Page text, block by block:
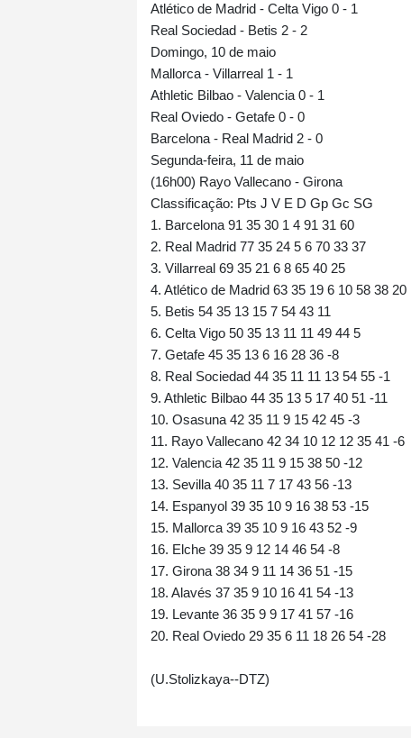
Atlético de Madrid - Celta Vigo 0 - 1
Real Sociedad - Betis 2 - 2
Domingo, 10 de maio
Mallorca - Villarreal 1 - 1
Athletic Bilbao - Valencia 0 - 1
Real Oviedo - Getafe 0 - 0
Barcelona - Real Madrid 2 - 0
Segunda-feira, 11 de maio
(16h00) Rayo Vallecano - Girona
Classificação: Pts J V E D Gp Gc SG
1. Barcelona 91 35 30 1 4 91 31 60
2. Real Madrid 77 35 24 5 6 70 33 37
3. Villarreal 69 35 21 6 8 65 40 25
4. Atlético de Madrid 63 35 19 6 10 58 38 20
5. Betis 54 35 13 15 7 54 43 11
6. Celta Vigo 50 35 13 11 11 49 44 5
7. Getafe 45 35 13 6 16 28 36 -8
8. Real Sociedad 44 35 11 11 13 54 55 -1
9. Athletic Bilbao 44 35 13 5 17 40 51 -11
10. Osasuna 42 35 11 9 15 42 45 -3
11. Rayo Vallecano 42 34 10 12 12 35 41 -6
12. Valencia 42 35 11 9 15 38 50 -12
13. Sevilla 40 35 11 7 17 43 56 -13
14. Espanyol 39 35 10 9 16 38 53 -15
15. Mallorca 39 35 10 9 16 43 52 -9
16. Elche 39 35 9 12 14 46 54 -8
17. Girona 38 34 9 11 14 36 51 -15
18. Alavés 37 35 9 10 16 41 54 -13
19. Levante 36 35 9 9 17 41 57 -16
20. Real Oviedo 29 35 6 11 18 26 54 -28
(U.Stolizkaya--DTZ)